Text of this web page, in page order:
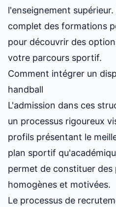
l'enseignement
complet des formations
pour découvrir des
votre parcours sportif.
Comment intégrer un
handball
L'admission dans ces
un processus rigoureux
profils présentant le
plan sportif
permet de constituer
homogènes et motivées.
Le processus de